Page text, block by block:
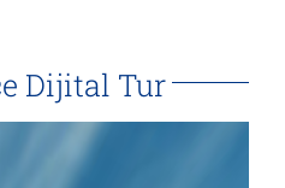
Dijital Tur